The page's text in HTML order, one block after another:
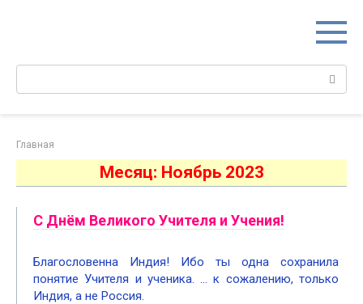
Поиск:
Главная
Месяц: Ноябрь 2023
С Днём Великого Учителя и Учения!
Благословенна Индия! Ибо ты одна сохранила
понятие Учителя и ученика. … к сожалению, только
Индия, а не Россия.